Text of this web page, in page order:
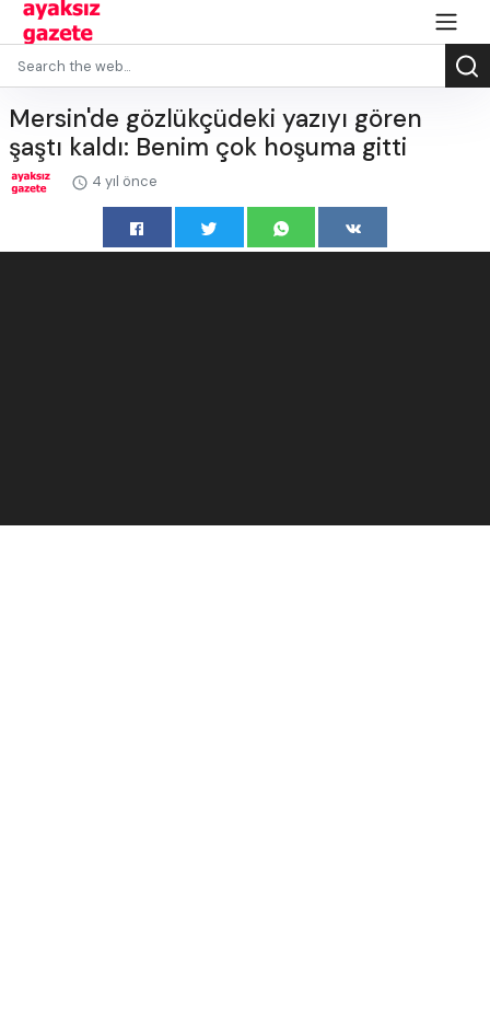
Mersin'de gözlükçüdeki yazıyı gören
şaştı kaldı: Benim çok hoşuma gitti
4 yıl önce